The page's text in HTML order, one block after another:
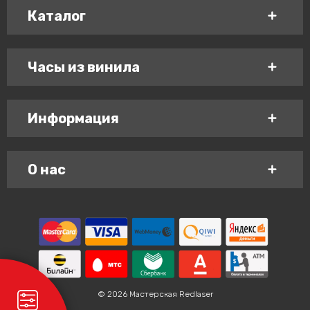
Каталог
Часы из винила
Информация
О нас
© 2026 Мастерская Redlaser